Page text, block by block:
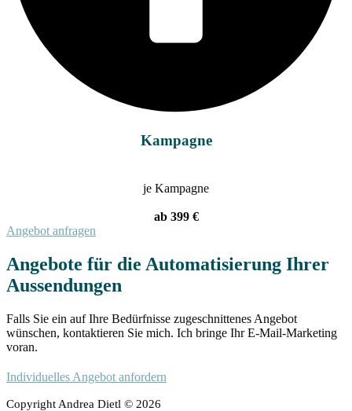
Kampagne
je Kampagne
ab 399 €
Angebot anfragen
Angebote für die Automatisierung Ihrer
Aussendungen
Falls Sie ein auf Ihre Bedürfnisse zugeschnittenes Angebot
wünschen, kontaktieren Sie mich. Ich bringe Ihr E-Mail-Marketing
voran.
Individuelles Angebot anfordern
Copyright Andrea Dietl © 2026